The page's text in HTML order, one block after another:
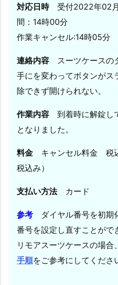
関
ド
ア
鍵
が
開
な
い
5.
2.
広
県
福
御
対応日時 受付2022年02
間：14時00分
作業キャンセル:14時05分
連絡内容 スーツケースの
手にを変わってボタンがス
除できず開けられない。
作業内容 到着時に解錠し
となりました。
料金 キャンセル料金 税
税込み）
支払い方法 カード
参考 ダイヤル番号を初期
番号を設定し直すことがで
リモアスーツケースの場合、
手順をご参考にしてくださ